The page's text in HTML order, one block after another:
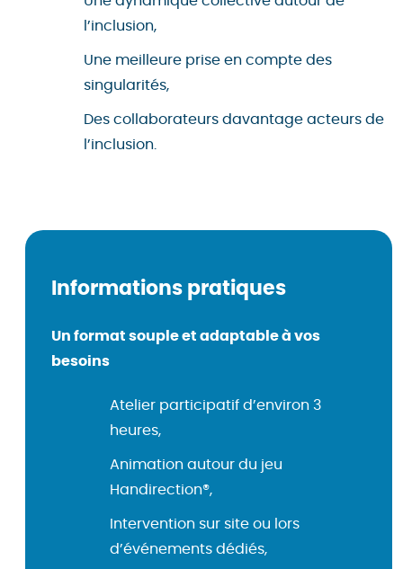
l’inclusion,
Une meilleure prise en compte des
singularités,
Des collaborateurs davantage acteurs de
l’inclusion.
Informations pratiques
Un format souple et adaptable à vos
besoins
Atelier participatif d’environ 3
heures,
Animation autour du jeu
Handirection®,
Intervention sur site ou lors
d’événements dédiés,